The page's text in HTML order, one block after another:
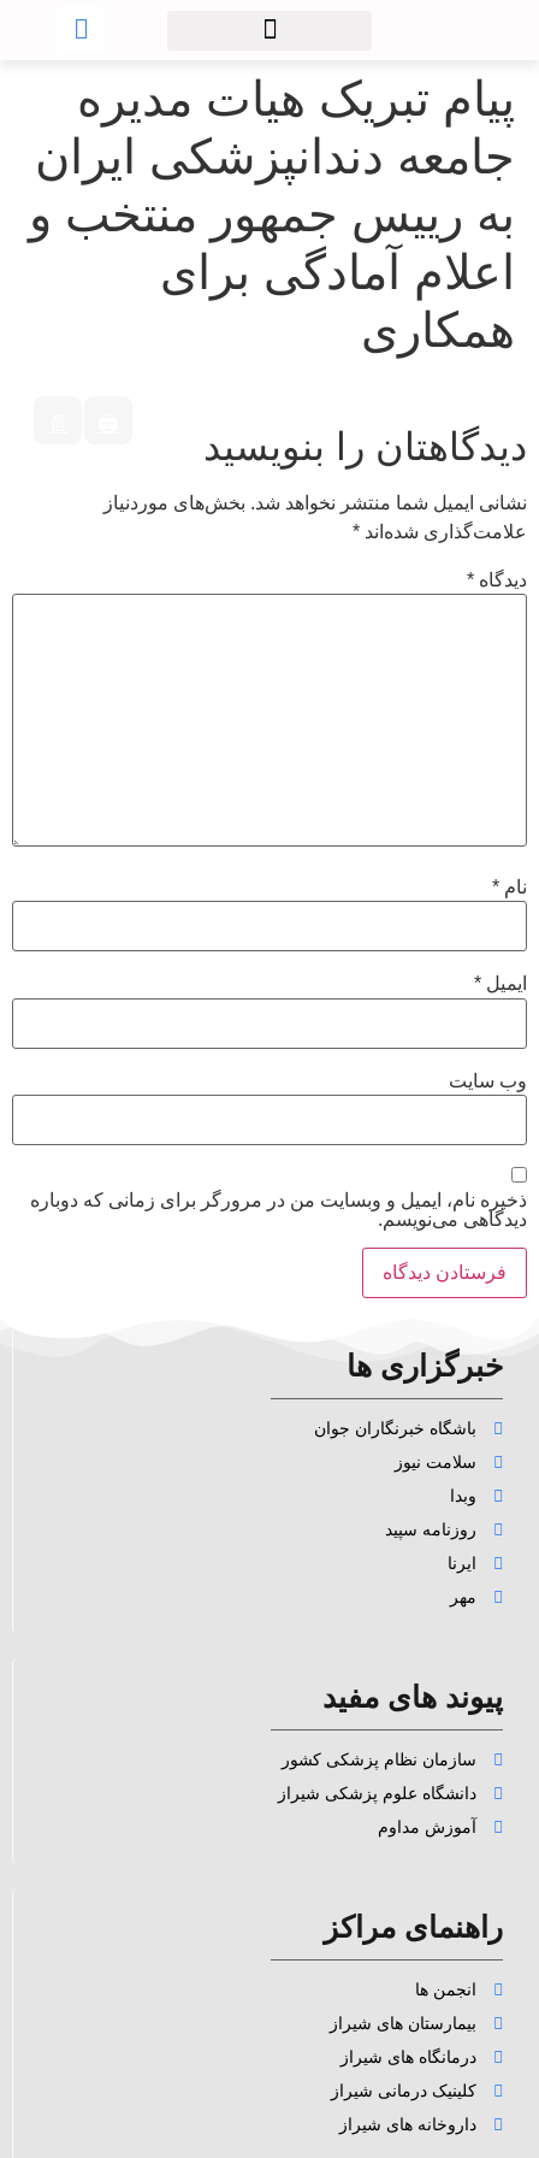
پیام تبریک هیات مدیره
جامعه دندانپزشکی ایران
به رییس جمهور منتخب و
اعلام آمادگی برای
همکاری
دیدگاهتان را بنویسید
نشانی ایمیل شما منتشر نخواهد شد. بخش‌های موردنیاز
علامت‌گذاری شده‌اند *
دیدگاه *
نام *
ایمیل *
وب‌ سایت
ذخیره نام، ایمیل و وبسایت من در مرورگر برای زمانی که دوباره
دیدگاهی می‌نویسم.
خبرگزاری ها
باشگاه خبرنگاران جوان
سلامت نیوز
وبدا
روزنامه سپید
ایرنا
مهر
پیوند های مفید
سازمان نظام پزشکی کشور
دانشگاه علوم پزشکی شیراز
آموزش مداوم
راهنمای مراکز
انجمن ها
بیمارستان های شیراز
درمانگاه های شیراز
کلینیک درمانی شیراز
داروخانه های شیراز